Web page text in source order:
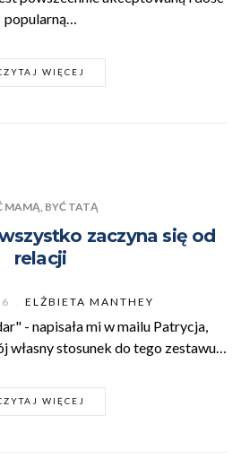
popularną…
WIĘCEJ
MAMĄ, BYĆ TATĄ
zaczyna się od
relacji
ELŻBIETA MANTHEY
- napisała mi w mailu Patrycja,
stosunek do tego zestawu…
WIĘCEJ